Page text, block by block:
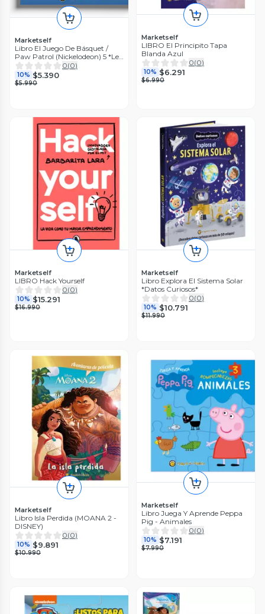
Marketself
Libro El Juego De Básquet /
Paw Patrol (Nickelodeon) 5 *Leo
Y Juego (Licencias)*
0(0)
10% $5.390
$5.990
Marketself
LIBRO El Principito Tapa
Blanda Azul
0(0)
10% $6.291
$6.990
Marketself
LIBRO Hack Yourself
0(0)
10% $15.291
$16.990
Marketself
Libro Explora El Sistema Solar
*Datos Curiosos*
0(0)
10% $10.791
$11.990
Marketself
Libro Isla Perdida (MOANA 2 -
DISNEY)
0(0)
10% $9.891
$10.990
Marketself
Libro Juega Y Aprende Peppa
Pig - Animales
0(0)
10% $7.191
$7.990